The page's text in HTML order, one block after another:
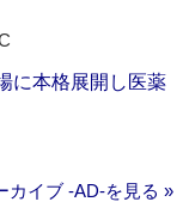
に本格展開し医薬
イブ ‐AD‐を見る »